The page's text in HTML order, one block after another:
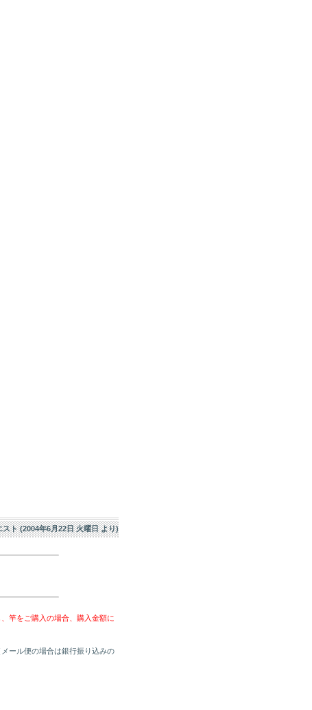
スト (2004年6月22日 火曜日 より)
竿をご購入の場合、購入金額に
ール便の場合は銀行振り込みの